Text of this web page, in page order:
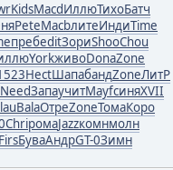
KidsMacdИллюТихоБатч
PeteMacbлитеИндиTime
пребeditЗориShooChou
YorkживоDonaZone
HectШапабандZoneЛитР
NeedЗапаучитMayfсиняXVII
BalaОтреZoneТомаКоро
ChriромаJazzкомнмолн
FirsБуваАндрGT-0Зимн